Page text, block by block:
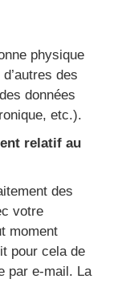
physique
des
données
etc.).
relatif au
des
votre
moment
pour cela de
par e-mail. La